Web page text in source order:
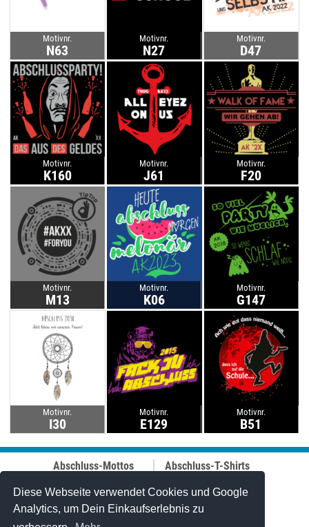
Diese Webseite verwendet Cookies und Google
Analytics, um Dein Einkaufserlebnis zu
Motivnr.
N63
Motivnr.
N27
Motivnr.
D47
Motivnr.
K160
Motivnr.
J61
Motivnr.
F20
Motivnr.
M13
Motivnr.
K06
Motivnr.
G147
Motivnr.
I30
Motivnr.
E129
Motivnr.
B51
Abschluss-Mottos
Abi-Mottos
Lehrer-Motive
Abschluss-T-Shirts
Best-Price-
Abschlussshirts